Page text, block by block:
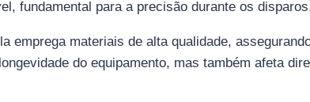
fundamental para a precisão durante os
emprega materiais de alta qualidade,
do equipamento, mas também afeta